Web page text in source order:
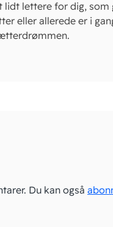
lidt lettere for dig, som
eller allerede er i
Du kan også